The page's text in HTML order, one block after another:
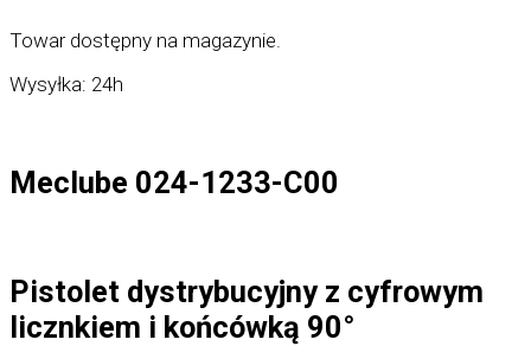
024-
Towar dostępny na magazynie.
Wysyłka: 24h
Meclube 024-1233-C00
Pistolet dystrybucyjny z cyfrowym
licznkiem i końcówką 90°